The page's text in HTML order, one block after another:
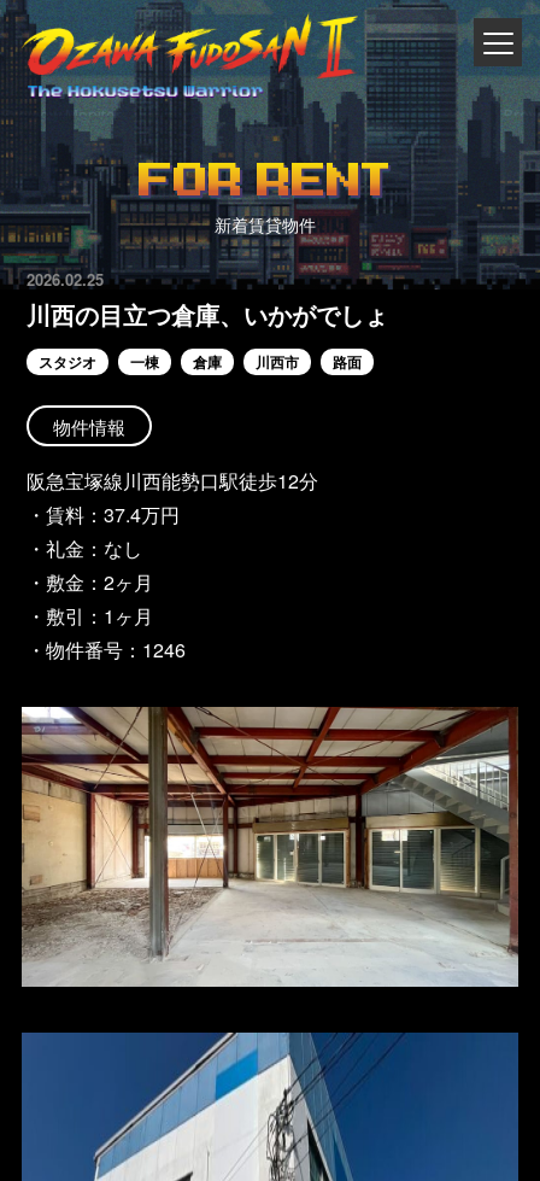
FOR RENT
新着賃貸物件
2026.02.25
川西の目立つ倉庫、いかがでしょ
スタジオ 一棟 倉庫 川西市 路面
物件情報
阪急宝塚線川西能勢口駅徒歩12分
・賃料：37.4万円
・礼金：なし
・敷金：2ヶ月
・敷引：1ヶ月
・物件番号：1246